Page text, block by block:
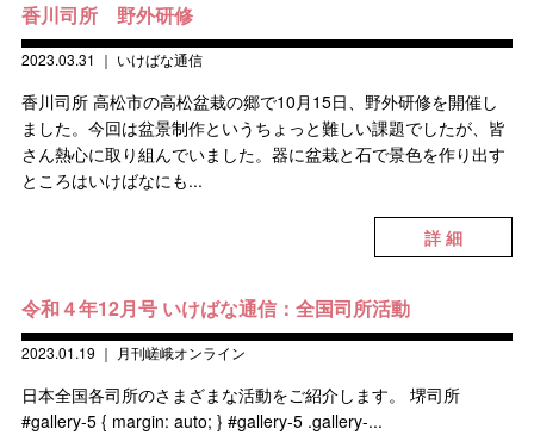
香川司所 野外研修
2023.03.31 ｜ いけばな通信
香川司所 高松市の高松盆栽の郷で10月15日、野外研修を開催し
ました。今回は盆景制作というちょっと難しい課題でしたが、皆
さん熱心に取り組んでいました。器に盆栽と石で景色を作り出す
ところはいけばなにも...
詳 細
令和４年12月号 いけばな通信：全国司所活動
2023.01.19 ｜ 月刊嵯峨オンライン
日本全国各司所のさまざまな活動をご紹介します。 堺司所
#gallery-5 { margin: auto; } #gallery-5 .gallery-...